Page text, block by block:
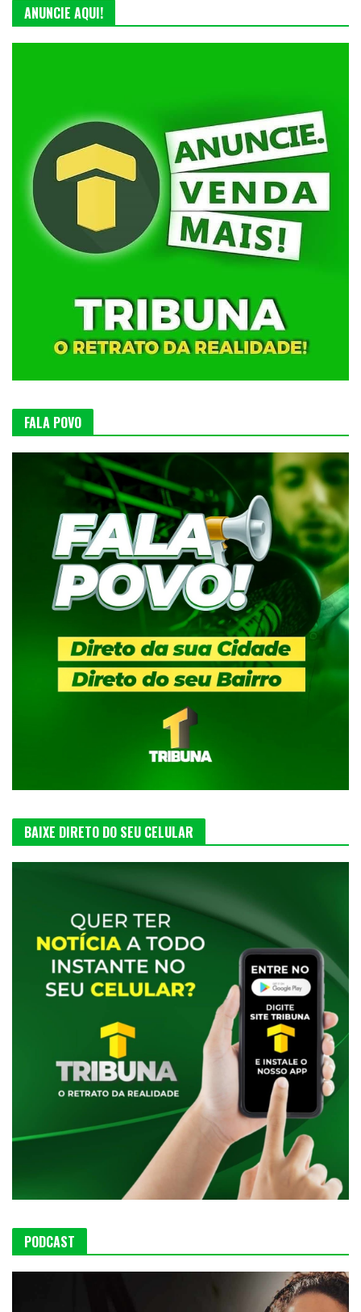
ANUNCIE AQUI!
FALA POVO
BAIXE DIRETO DO SEU CELULAR
PODCAST